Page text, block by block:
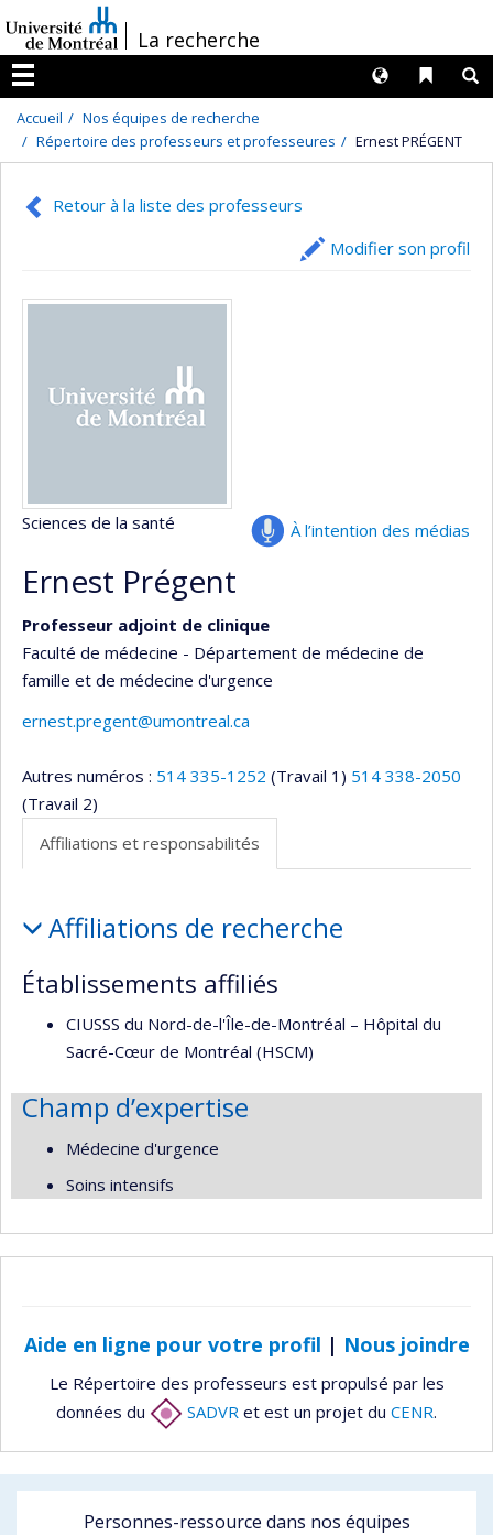
au
contenu
/La recherche
Menu
Liens
Langues
Accueil
Nos équipes de recherche
Répertoire des professeurs et professeures
Ernest PRÉGENT
Retour à la liste des professeurs
Modifier son profil
À l’intention des médias
Sciences de la santé
Ernest Prégent
Professeur adjoint de clinique
Faculté de médecine - Département de médecine de
famille et de médecine d'urgence
ernest.pregent@umontreal.ca
Autres numéros : 514 335-1252 (Travail 1) 514 338-2050
(Travail 2)
Affiliations et responsabilités
et
responsabilités
Affiliations de recherche
Établissements affiliés
CIUSSS du Nord-de-l'Île-de-Montréal – Hôpital du
Sacré-Cœur de Montréal (HSCM)
Champ d’expertise
Médecine d'urgence
Soins intensifs
Aide en ligne pour votre profil | Nous joindre
Le Répertoire des professeurs est propulsé par les
données du
SADVR et est un projet du CENR.
Personnes-ressource dans nos équipes